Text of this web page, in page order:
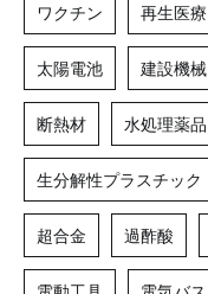
ワクチン 再生医療
太陽電池 建設機械
断熱材 水処理薬品
生分解性プラスチック
超合金 過酢酸